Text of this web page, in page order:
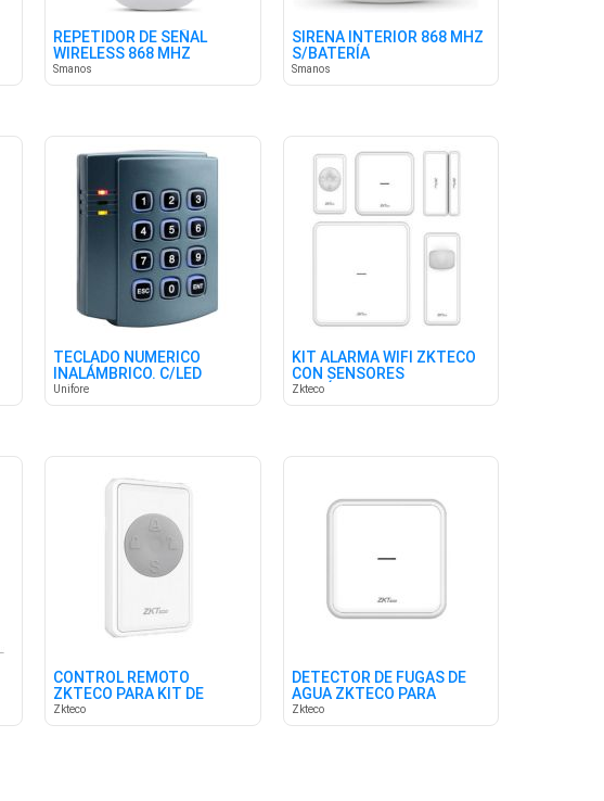
REPETIDOR DE SEÑAL
WIRELESS 868 MHZ
Smanos
SIRENA INTERIOR 868 MHZ
S/BATERÍA
Smanos
TECLADO NUMERICO
INALÁMBRICO. C/LED
UNIFORE VS-WJP
Unifore
KIT ALARMA WIFI ZKTECO
CON SENSORES
INALÁMBRICOS
Zkteco
CONTROL REMOTO
ZKTECO PARA KIT DE
ALARMA AP103
Zkteco
DETECTOR DE FUGAS DE
AGUA ZKTECO PARA
ALARMA AP103
Zkteco